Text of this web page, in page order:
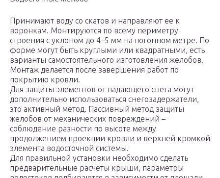
Принимают воду со скатов и направляют ее к
воронкам. Монтируются по всему периметру
строения с уклоном до 4–5 мм на погонном метре. По
форме могут быть круглыми или квадратными, есть
варианты самостоятельного изготовления желобов.
Монтаж делается после завершения работ по
покрытию кровли.
Для защиты элементов от падающего снега могут
дополнительно использоваться снегозадержатели,
это активный метод. Пассивный метод защиты
желобов от механических повреждений –
соблюдение разности по высоте между
продолжением проекции кровли и верхней кромкой
элемента водосточной системы.
Для правильной установки необходимо сделать
предварительные расчеты крыши, параметры